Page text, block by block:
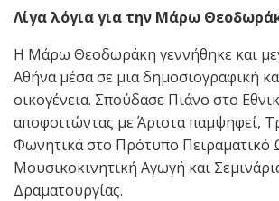
Λίγα λόγια για την Μάρω
Η Μάρω Θεοδωράκη γεννήθηκε και
Αθήνα μέσα σε μια δημοσιογραφική
οικογένεια. Σπούδασε Πιάνο στο
αποφοιτώντας με Άριστα παμψηφεί,
Φωνητικά στο Πρότυπο Πειραματικό
Μουσικοκινητική Αγωγή και
Δραματουργίας.